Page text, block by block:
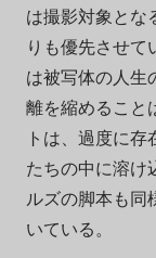
は撮影対象とな
りも優先させ
は被写体の人生
離を縮めること
トは、過度に
たちの中に溶け
ルズの脚本も同
いている。